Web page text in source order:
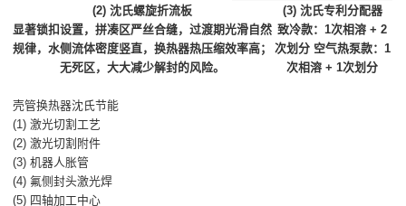
(2) 沈氏螺旋折流板
显著锁扣设置，拼凑区严丝合缝，过渡期光滑自然
规律，水侧流体密度竖直，换热器热压缩效率高；
无死区，大大减少解封的风险。
(3) 沈氏专利分配器
致冷款：1次相溶 + 2
次划分 空气热泵款：1
次相溶 + 1次划分
壳管换热器沈氏节能
(1) 激光切割工艺
(2) 激光切割附件
(3) 机器人胀管
(4) 氟侧封头激光焊
(5) 四轴加工中心